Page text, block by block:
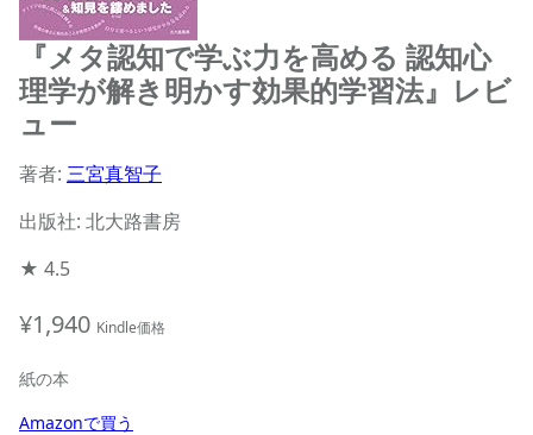
『メタ認知で学ぶ力を高める 認知心
理学が解き明かす効果的学習法』レビ
ュー
著者: 三宮真智子
出版社: 北大路書房
★ 4.5
¥1,940 Kindle価格
紙の本
Amazonで買う